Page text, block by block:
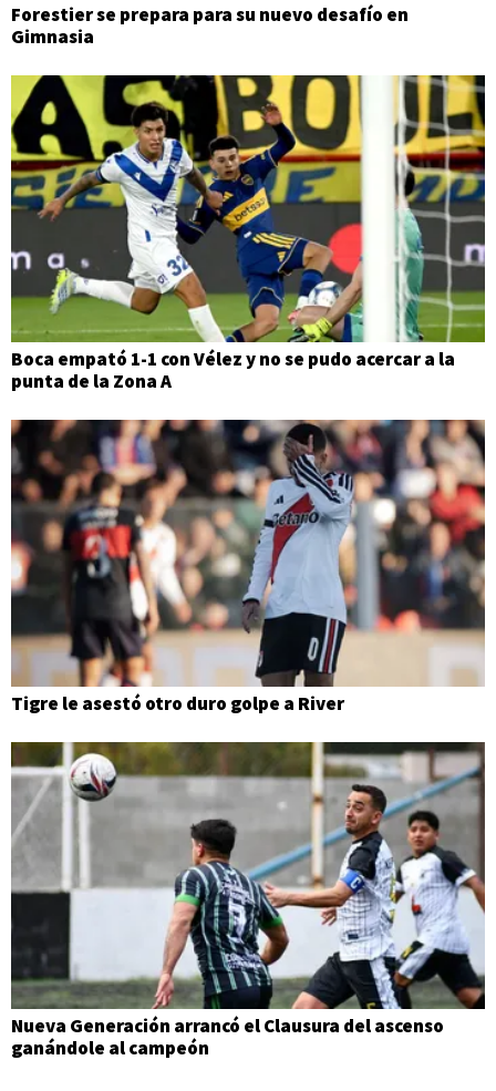
Forestier se prepara para su nuevo desafío en
Gimnasia
Boca empató 1-1 con Vélez y no se pudo acercar a la
punta de la Zona A
Tigre le asestó otro duro golpe a River
Nueva Generación arrancó el Clausura del ascenso
ganándole al campeón